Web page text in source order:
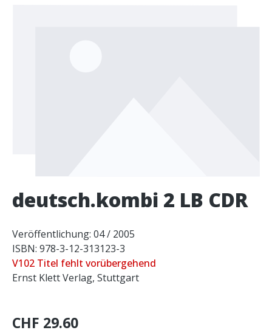
deutsch.kombi 2 LB CDR
Veröffentlichung: 04 / 2005
ISBN: 978-3-12-313123-3
V102 Titel fehlt vorübergehend
Ernst Klett Verlag, Stuttgart
CHF 29.60